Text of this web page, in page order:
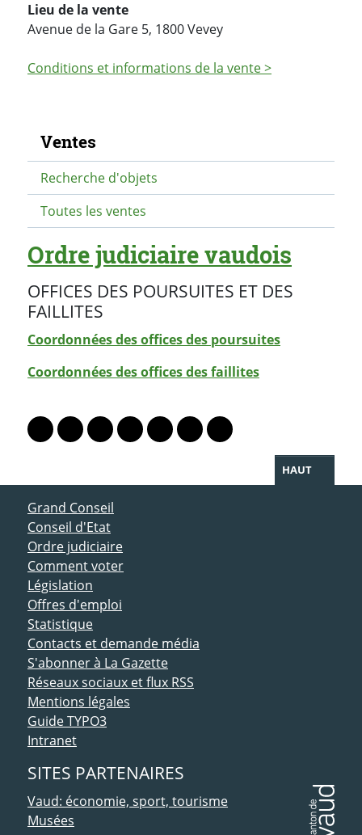
Lieu de la vente
Avenue de la Gare 5, 1800 Vevey
Conditions et informations de la vente >
Navigation secondaire
Ventes
Recherche d'objets
Toutes les ventes
Ordre judiciaire vaudois
OFFICES DES POURSUITES ET DES
FAILLITES
Coordonnées des offices des poursuites
Coordonnées des offices des faillites
Lien vers le profil Mastodon
Lien vers le profil Bluesky
Lien vers le profil Instagram
Lien vers le profil Linkedin
Lien vers le profil Facebook
Lien vers le profil Twitter
Partager par WhatsApp
HAUT
ACCÈS DIRECT
Grand Conseil
Conseil d'Etat
Ordre judiciaire
Comment voter
Législation
Offres d'emploi
Statistique
Contacts et demande média
S'abonner à La Gazette
Réseaux sociaux et flux RSS
Mentions légales
Guide TYPO3
Intranet
SITES PARTENAIRES
Vaud: économie, sport, tourisme
Musées